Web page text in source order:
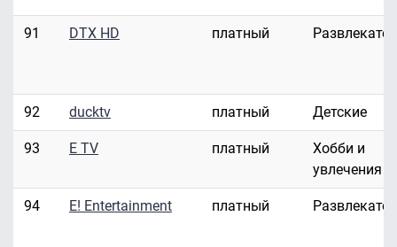
91 DTX HD платный
92 ducktv платный Детские
93 E TV платный
Хобби и
увлечения
94 E! Entertainment платный